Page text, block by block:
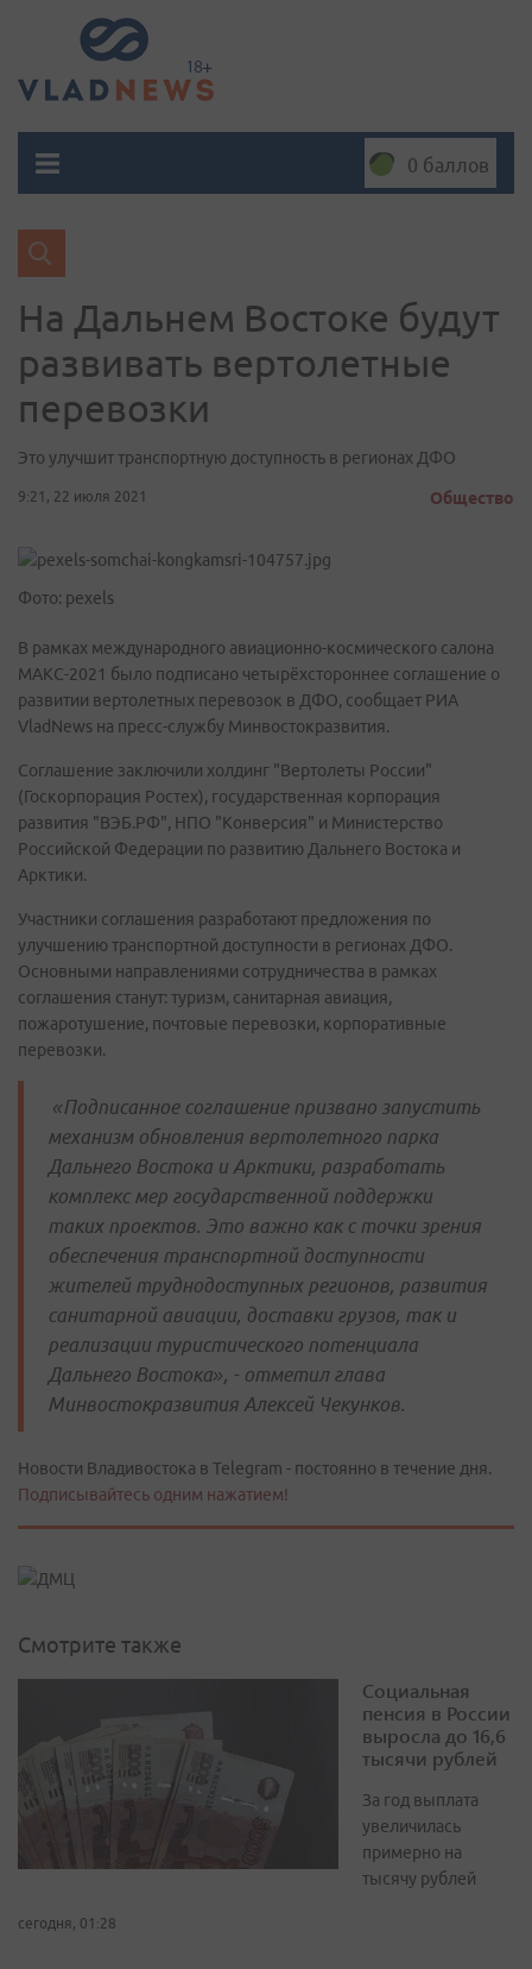
0 баллов
На Дальнем Востоке будут
развивать вертолетные
перевозки
Это улучшит транспортную доступность в регионах ДФО
9:21, 22 июля 2021 Общество
Фото: pexels
В рамках международного авиационно-космического салона
МАКС-2021 было подписано четырёхстороннее соглашение о
развитии вертолетных перевозок в ДФО, сообщает РИА
VladNews на пресс-службу Минвостокразвития.
Соглашение заключили холдинг "Вертолеты России"
(Госкорпорация Ростех), государственная корпорация
развития "ВЭБ.РФ", НПО "Конверсия" и Министерство
Российской Федерации по развитию Дальнего Востока и
Арктики.
Участники соглашения разработают предложения по
улучшению транспортной доступности в регионах ДФО.
Основными направлениями сотрудничества в рамках
соглашения станут: туризм, санитарная авиация,
пожаротушение, почтовые перевозки, корпоративные
перевозки.
«Подписанное соглашение призвано запустить
механизм обновления вертолетного парка
Дальнего Востока и Арктики, разработать
комплекс мер государственной поддержки
таких проектов. Это важно как с точки зрения
обеспечения транспортной доступности
жителей труднодоступных регионов, развития
санитарной авиации, доставки грузов, так и
реализации туристического потенциала
Дальнего Востока», - отметил глава
Минвостокразвития Алексей Чекунков.
Новости Владивостока в Telegram - постоянно в течение дня.
Подписывайтесь одним нажатием!
Смотрите также
Социальная
пенсия в России
выросла до 16,6
тысячи рублей
За год выплата
увеличилась
примерно на
тысячу рублей
сегодня, 01:28